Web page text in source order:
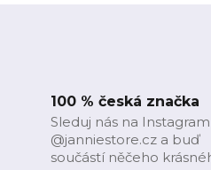
100 % česká značka
Sleduj nás na
@janniestore.cz a buď
součástí něčeho